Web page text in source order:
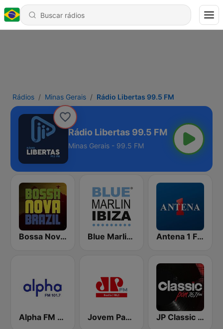
Rádios Minas Gerais Rádio Libertas 99.5 FM
Rádio Libertas 99.5 FM
Minas Gerais - 99.5 FM
Bossa Nova Brazil Blue Marlin Ibiza Radio Antena 1 FM
Alpha FM 101.7 Jovem Pan FM Brasília JP Classic Pan